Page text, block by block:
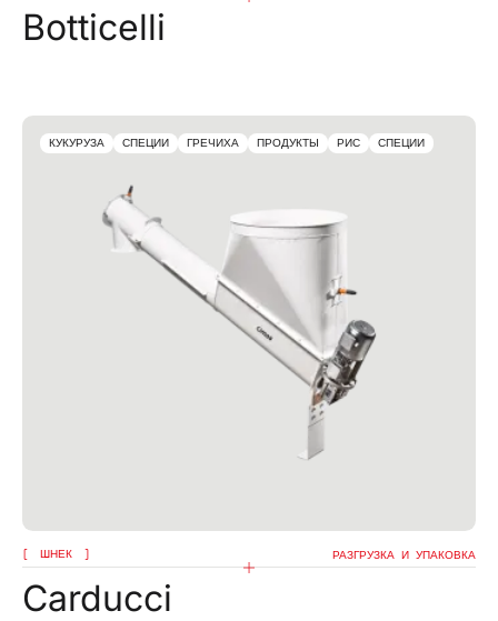
Botticelli
КУКУРУЗА СПЕЦИИ ГРЕЧИХА ПРОДУКТЫ РИС СПЕЦИИ
ШНЕК РАЗГРУЗКА И УПАКОВКА
Carducci